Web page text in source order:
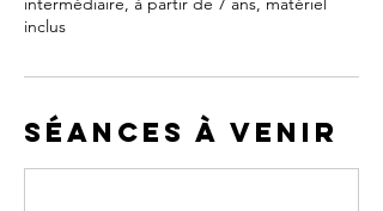
inclus
Séances à venir